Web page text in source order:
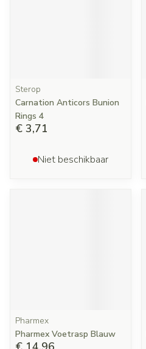
Sterop
Carnation Anticors Bunion
Rings 4
€ 3,71
Niet beschikbaar
Pharmex
Pharmex Voetrasp Blauw